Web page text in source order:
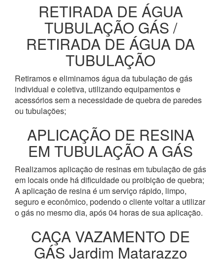
RETIRADA DE ÁGUA
TUBULAÇÃO GÁS /
RETIRADA DE ÁGUA DA
TUBULAÇÃO
Retiramos e eliminamos água da tubulação de gás
individual e coletiva, utilizando equipamentos e
acessórios sem a necessidade de quebra de paredes
ou tubulações;
APLICAÇÃO DE RESINA
EM TUBULAÇÃO A GÁS
Realizamos aplicação de resinas em tubulação de gás
em locais onde há dificuldade ou proibição de quebra;
A aplicação de resina é um serviço rápido, limpo,
seguro e econômico, podendo o cliente voltar a utilizar
o gás no mesmo dia, após 04 horas de sua aplicação.
CAÇA VAZAMENTO DE
GÁS Jardim Matarazzo